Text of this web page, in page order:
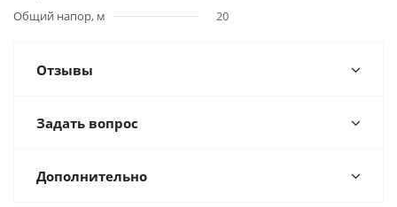
Общий напор, м
20
Отзывы
Задать вопрос
Дополнительно